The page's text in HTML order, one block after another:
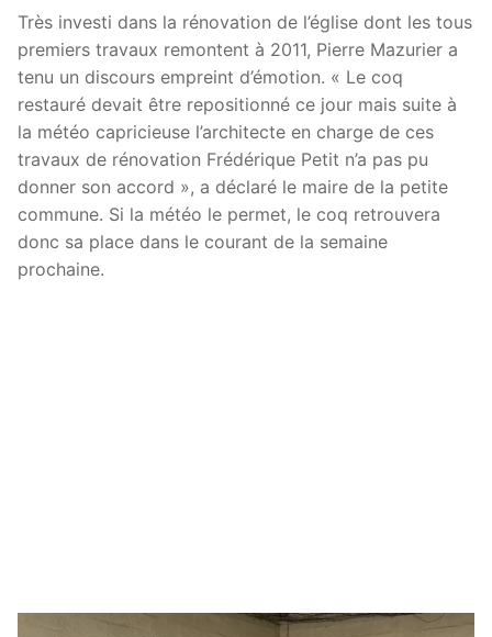
Très investi dans la rénovation de l’église dont les tous
premiers travaux remontent à 2011, Pierre Mazurier a
tenu un discours empreint d’émotion. « Le coq
restauré devait être repositionné ce jour mais suite à
la météo capricieuse l’architecte en charge de ces
travaux de rénovation Frédérique Petit n’a pas pu
donner son accord », a déclaré le maire de la petite
commune. Si la météo le permet, le coq retrouvera
donc sa place dans le courant de la semaine
prochaine.